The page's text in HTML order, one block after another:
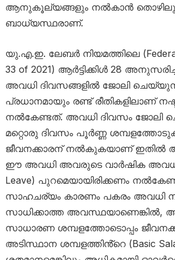
ആനുകൂല്യങ്ങളും നൽകാൻ
ബാധ്യസ്ഥരാണ്.
യു.എ.ഇ. ലേബർ നിയമത്തിലെ (Federal
33 of 2021) ആർട്ടിക്കിൾ 28
അവധി ദിവസങ്ങളിൽ ജോലി
പ്രധാനമായും രണ്ട് രീതികളിലാണ്
നൽകേണ്ടത്. അവധി ദിവസം ജോലി
മറ്റൊരു ദിവസം പൂർണ്ണ
ജീവനക്കാരന് നൽകുകയാണ് ഇതിൽ
ഈ അവധി അവരുടെ വാർഷിക
Leave) പുറമെയായിരിക്കണം
സാഹചര്യം കാരണം പകരം അവധി
സാധിക്കാത്ത അവസ്ഥയാണെങ്കിൽ,
സാധാരണ ശമ്പളത്തോടൊപ്പം
അടിസ്ഥാന ശമ്പളത്തിൻ്റെ (Basic